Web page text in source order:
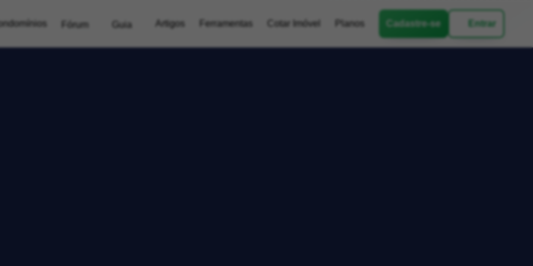
Fórum Guia Artigos Ferramentas Cotar Imóvel Planos Cadastre-se Entrar